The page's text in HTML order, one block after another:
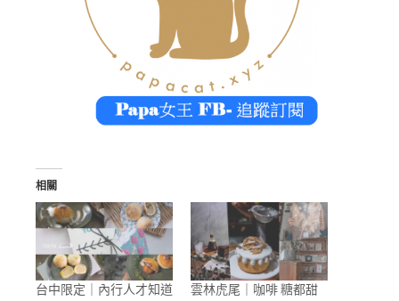
相關
台中限定｜內行人才知道
雲林虎尾｜咖啡 糖都甜